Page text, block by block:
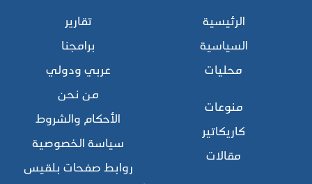
الرئيسية
السياسية
محليات
تقارير
برامجنا
عربي ودولي
منوعات
كاريكاتير
مقالات
من نحن
الأحكام والشروط
سياسة الخصوصية
روابط صفحات بلقيس